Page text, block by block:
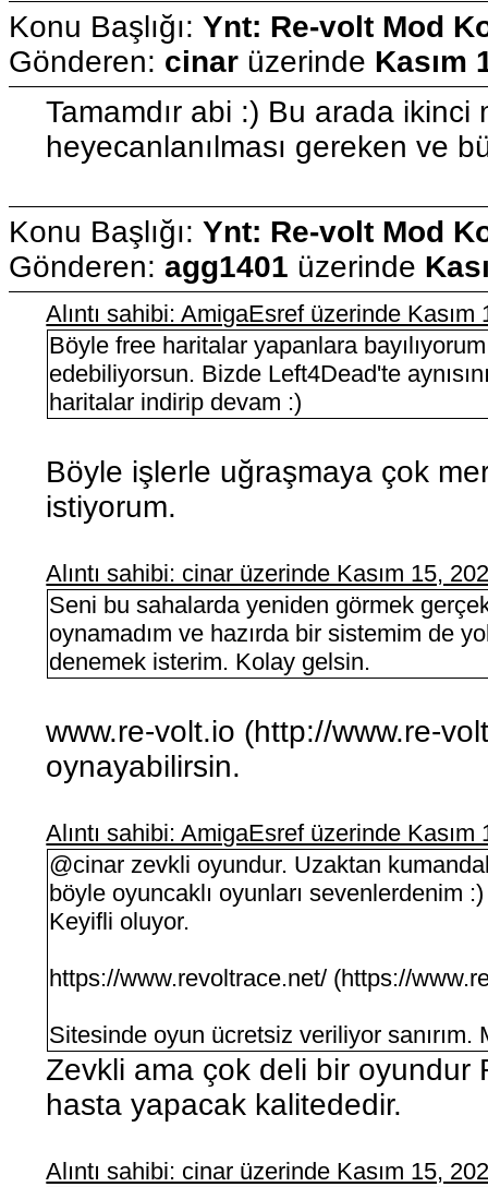
Konu Başlığı: Ynt: Re-volt Mod
Gönderen: cinar üzerinde Kasım
Tamamdır abi :) Bu arada ikinci
heyecanlanılması gereken ve
Konu Başlığı: Ynt: Re-volt Mod
Gönderen: agg1401 üzerinde
Alıntı sahibi: AmigaEsref üzerinde
Böyle free haritalar yapanlara
edebiliyorsun. Bizde Left4Dead'te
haritalar indirip devam :)
Böyle işlerle uğraşmaya çok
istiyorum.
Alıntı sahibi: cinar üzerinde Kasım 15,
Seni bu sahalarda yeniden görmek
oynamadım ve hazırda bir sistemim de
denemek isterim. Kolay gelsin.
www.re-volt.io (http://www.re-
oynayabilirsin.
Alıntı sahibi: AmigaEsref üzerinde
@cinar zevkli oyundur. Uzaktan
böyle oyuncaklı oyunları sevenlerdenim
Keyifli oluyor.
https://www.revoltrace.net/ (https://
Sitesinde oyun ücretsiz veriliyor
Zevkli ama çok deli bir oyundur
hasta yapacak kalitededir.
Alıntı sahibi: cinar üzerinde Kasım 15,